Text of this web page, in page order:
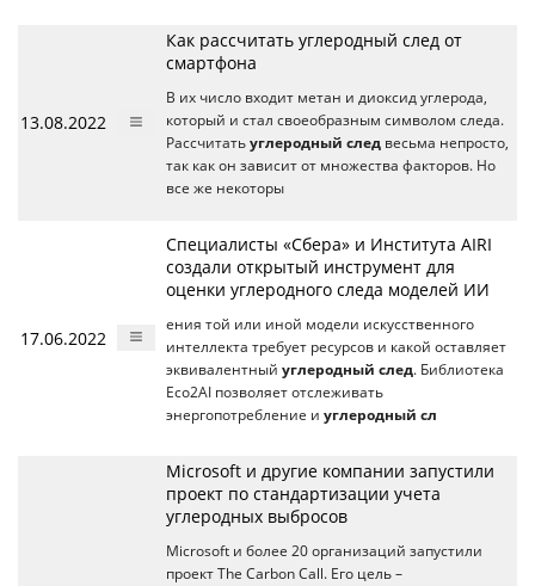
13.08.2022
Как рассчитать углеродный след от
смартфона
В их число входит метан и диоксид углерода,
который и стал своеобразным символом следа.
Рассчитать углеродный след весьма непросто,
так как он зависит от множества факторов. Но
все же некоторы
17.06.2022
Специалисты «Сбера» и Института AIRI
создали открытый инструмент для
оценки углеродного следа моделей ИИ
ения той или иной модели искусственного
интеллекта требует ресурсов и какой оставляет
эквивалентный углеродный след. Библиотека
Еco2AI позволяет отслеживать
энергопотребление и углеродный сл
Microsoft и другие компании запустили
проект по стандартизации учета
углеродных выбросов
Microsoft и более 20 организаций запустили
проект The Carbon Call. Его цель –